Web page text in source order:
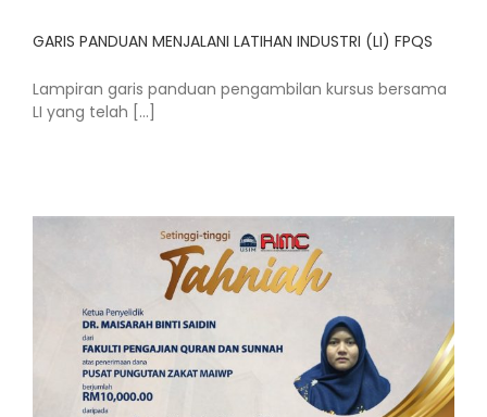
GARIS PANDUAN MENJALANI LATIHAN INDUSTRI (LI) FPQS
Lampiran garis panduan pengambilan kursus bersama
LI yang telah [...]